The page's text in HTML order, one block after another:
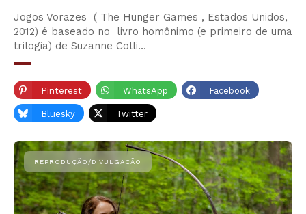
Jogos Vorazes ( The Hunger Games , Estados Unidos,
2012) é baseado no livro homônimo (e primeiro de uma
trilogia) de Suzanne Colli…
Pinterest WhatsApp Facebook
Bluesky Twitter